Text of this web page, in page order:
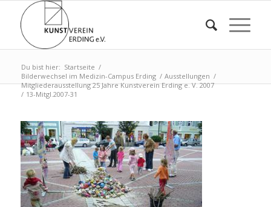
Du bist hier: Startseite /
Bilderwechsel im Medizin-Campus Erding / Ausstellungen /
Mitgliederausstellung 25 Jahre Kunstverein Erding e. V. 2007
/ 13-Mitgl.2007-31